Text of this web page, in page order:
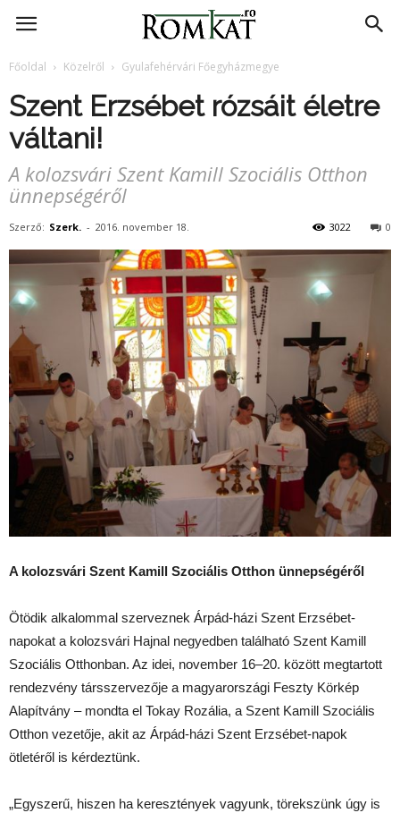
RomKat.ro
Főoldal Közelről Gyulafehérvári Főegyházmegye
Szent Erzsébet rózsáit életre
váltani!
A kolozsvári Szent Kamill Szociális Otthon
ünnepségéről
Szerző: Szerk. - 2016. november 18. 0
3022
A kolozsvári Szent Kamill Szociális Otthon ünnepségéről
Ötödik alkalommal szerveznek Árpád-házi Szent Erzsébet-
napokat a kolozsvári Hajnal negyedben található Szent Kamill
Szociális Otthonban. Az idei, november 16–20. között megtartott
rendezvény társszervezője a magyarországi Feszty Körkép
Alapítvány – mondta el Tokay Rozália, a Szent Kamill Szociális
Otthon vezetője, akit az Árpád-házi Szent Erzsébet-napok
ötletéről is kérdeztünk.
„Egyszerű, hiszen ha keresztények vagyunk, törekszünk úgy is